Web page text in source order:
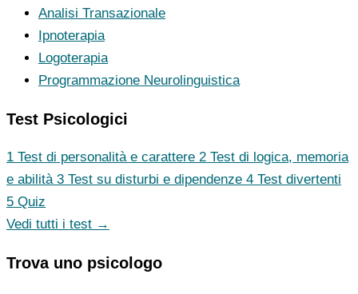
Analisi Transazionale
Ipnoterapia
Logoterapia
Programmazione Neurolinguistica
Test Psicologici
1 Test di personalità e carattere 2 Test di logica, memoria
e abilità 3 Test su disturbi e dipendenze 4 Test divertenti
5 Quiz
Vedi tutti i test →
Trova uno psicologo